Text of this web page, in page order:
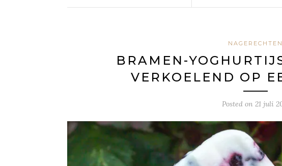
NAGERECHTEN
BRAMEN-
VERKOELEND OP
Posted on 21 juli